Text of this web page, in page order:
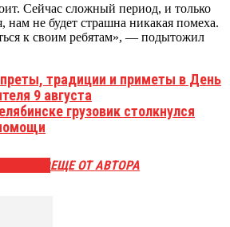
Сейчас сложный период, и только
нам не будет страшна никакая помеха.
к своим ребятам», — подытожил
традиции и приметы в День
9 августа
грузовик столкнулся
ЕЩЕ ОТ АВТОРА